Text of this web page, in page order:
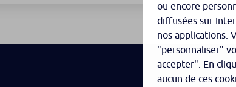
ou encore
diffusées sur
nos applications.
"personnaliser"
accepter". En
aucun de ces